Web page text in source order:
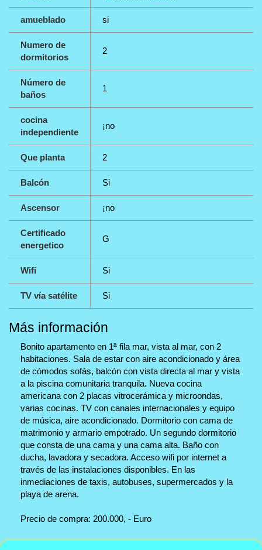
amueblado si
Numero de
dormitorios
2
Número de
baños
1
cocina
independiente
¡no
Que planta 2
Balcón Si
Ascensor ¡no
Certificado
energetico
G
Wifi Si
TV vía satélite Si
Más información
Bonito apartamento en 1ª fila mar, vista al mar, con 2
habitaciones. Sala de estar con aire acondicionado y área
de cómodos sofás, balcón con vista directa al mar y vista
a la piscina comunitaria tranquila. Nueva cocina
americana con 2 placas vitrocerámica y microondas,
varias cocinas. TV con canales internacionales y equipo
de música, aire acondicionado. Dormitorio con cama de
matrimonio y armario empotrado. Un segundo dormitorio
que consta de una cama y una cama alta. Baño con
ducha, lavadora y secadora. Acceso wifi por internet a
través de las instalaciones disponibles. En las
inmediaciones de taxis, autobuses, supermercados y la
playa de arena.
Precio de compra: 200.000, - Euro